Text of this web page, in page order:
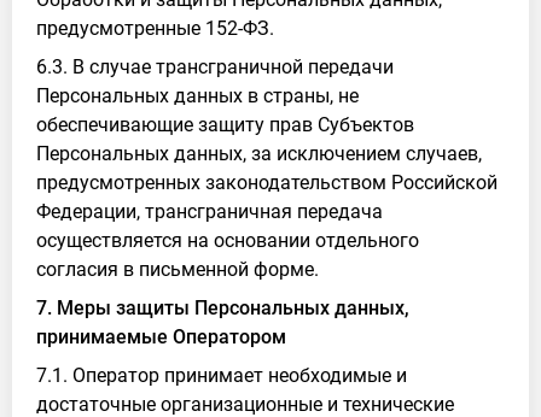
предусмотренные 152-ФЗ.
6.3. В случае трансграничной передачи
Персональных данных в страны, не
обеспечивающие защиту прав Субъектов
Персональных данных, за исключением случаев,
предусмотренных законодательством Российской
Федерации, трансграничная передача
осуществляется на основании отдельного
согласия в письменной форме.
7. Меры защиты Персональных данных,
принимаемые Оператором
7.1. Оператор принимает необходимые и
достаточные организационные и технические